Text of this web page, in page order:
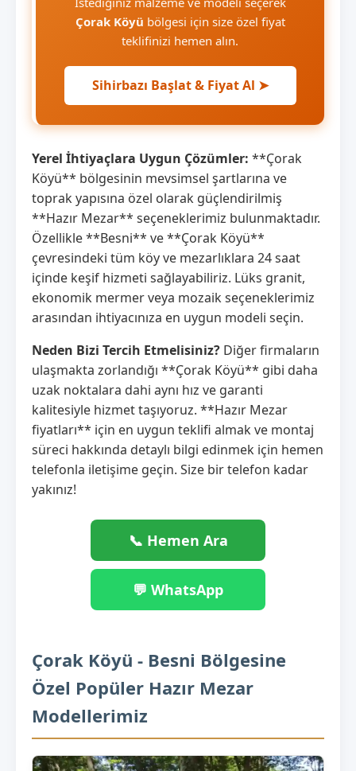
Çorak Köyü bölgesi için size özel fiyat
teklifinizi hemen alın.
Sihirbazı Başlat & Fiyat Al ➤
Yerel İhtiyaçlara Uygun Çözümler: **Çorak
Köyü** bölgesinin mevsimsel şartlarına ve
toprak yapısına özel olarak güçlendirilmiş
**Hazır Mezar** seçeneklerimiz bulunmaktadır.
Özellikle **Besni** ve **Çorak Köyü**
çevresindeki tüm köy ve mezarlıklara 24 saat
içinde keşif hizmeti sağlayabiliriz. Lüks granit,
ekonomik mermer veya mozaik seçeneklerimiz
arasından ihtiyacınıza en uygun modeli seçin.
Neden Bizi Tercih Etmelisiniz? Diğer firmaların
ulaşmakta zorlandığı **Çorak Köyü** gibi daha
uzak noktalara dahi aynı hız ve garanti
kalitesiyle hizmet taşıyoruz. **Hazır Mezar
fiyatları** için en uygun teklifi almak ve montaj
süreci hakkında detaylı bilgi edinmek için hemen
telefonla iletişime geçin. Size bir telefon kadar
yakınız!
📞 Hemen Ara
💬 WhatsApp
Çorak Köyü - Besni Bölgesine
Özel Popüler Hazır Mezar
Modellerimiz